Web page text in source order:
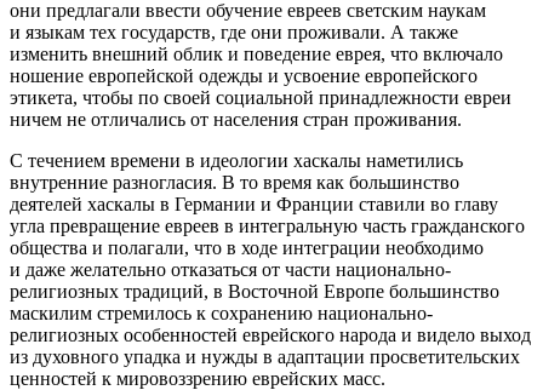
они предлагали ввести обучение евреев светским наукам
и языкам тех государств, где они проживали. А также
изменить внешний облик и поведение еврея, что включало
ношение европейской одежды и усвоение европейского
этикета, чтобы по своей социальной принадлежности евреи
ничем не отличались от населения стран проживания.
С течением времени в идеологии хаскалы наметились
внутренние разногласия. В то время как большинство
деятелей хаскалы в Германии и Франции ставили во главу
угла превращение евреев в интегральную часть гражданского
общества и полагали, что в ходе интеграции необходимо
и даже желательно отказаться от части национально-
религиозных традиций, в Восточной Европе большинство
маскилим стремилось к сохранению национально-
религиозных особенностей еврейского народа и видело выход
из духовного упадка и нужды в адаптации просветительских
ценностей к мировоззрению еврейских масс.